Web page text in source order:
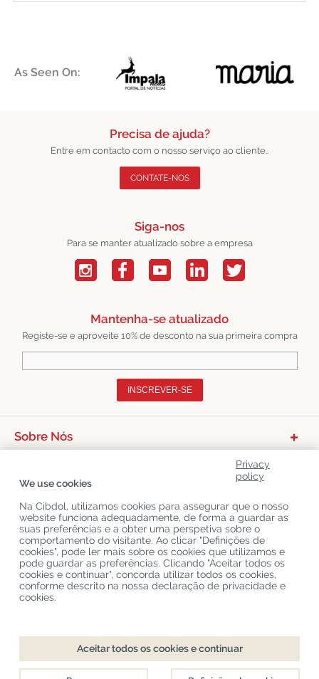
As Seen On:
Precisa de ajuda?
Entre em contacto com o nosso serviço ao cliente..
CONTATE-NOS
Siga-nos
Para se manter atualizado sobre a empresa
Mantenha-se atualizado
Registe-se e aproveite 10% de desconto na sua primeira compra
INSCREVER-SE
Sobre Nós
Serviço Ao Cliente
Últimos Blogs CBD
Privacy
policy
We use cookies
Na Cibdol, utilizamos cookies para assegurar que o nosso
website funciona adequadamente, de forma a guardar as
suas preferências e a obter uma perspetiva sobre o
comportamento do visitante. Ao clicar "Definições de
cookies", pode ler mais sobre os cookies que utilizamos e
pode guardar as preferências. Clicando "Aceitar todos os
cookies e continuar", concorda utilizar todos os cookies,
conforme descrito na nossa declaração de privacidade e
cookies.
Aceitar todos os cookies e continuar
Copyright © CibdolLast updated 08-08-2026
Cibdol bv, Handelsweg 1a, 5492NL Sint-Oedenrode, the Netherlands
KvK: 76495035 VAT: NL860644923B01